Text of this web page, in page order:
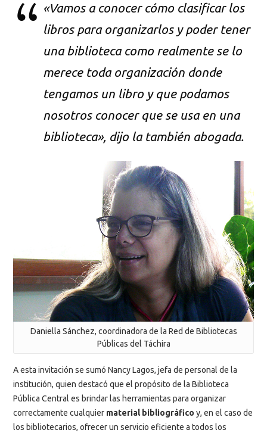
«Vamos a conocer cómo clasificar los
libros para organizarlos y poder tener
una biblioteca como realmente se lo
merece toda organización donde
tengamos un libro y que podamos
nosotros conocer que se usa en una
biblioteca», dijo la también abogada.
Daniella Sánchez, coordinadora de la Red de Bibliotecas
Públicas del Táchira
A esta invitación se sumó Nancy Lagos, jefa de personal de la
institución, quien destacó que el propósito de la Biblioteca
Pública Central es brindar las herramientas para organizar
correctamente cualquier material bibliográfico y, en el caso de
los bibliotecarios, ofrecer un servicio eficiente a todos los